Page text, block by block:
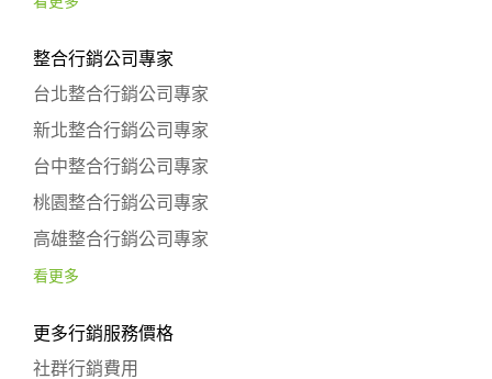
整合行銷公司專家
台北整合行銷公司專家
新北整合行銷公司專家
台中整合行銷公司專家
桃園整合行銷公司專家
高雄整合行銷公司專家
看更多
更多行銷服務價格
社群行銷費用